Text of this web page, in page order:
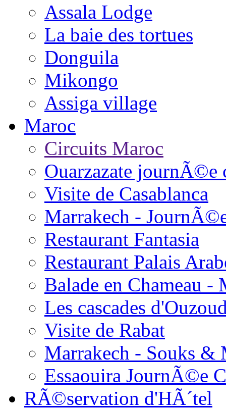
Assala Lodge
La baie des tortues
Donguila
Mikongo
Assiga village
Maroc
Circuits Maroc
Ouarzazate journÃ©e
Visite de Casablanca
Marrakech -
Restaurant Fantasia
Restaurant Palais
Balade en Chameau -
Les cascades
Visite de Rabat
Marrakech - Souks &
Essaouira JournÃ©e
RÃ©servation d'HÃ´tel